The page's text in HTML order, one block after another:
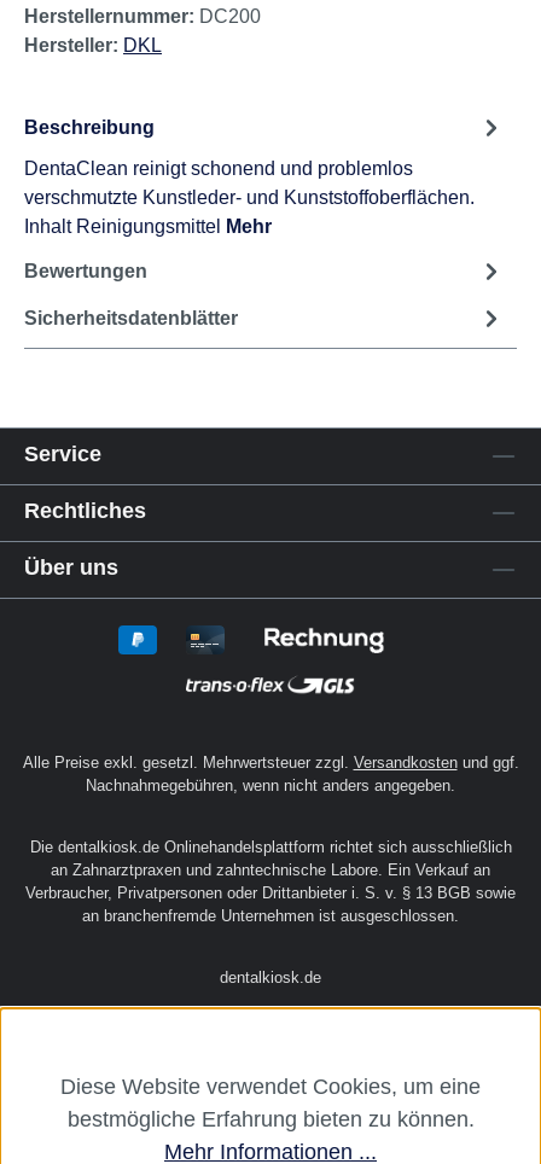
Herstellernummer: DC200
Hersteller: DKL
Beschreibung
DentaClean reinigt schonend und problemlos
verschmutzte Kunstleder- und Kunststoffoberflächen.
Inhalt Reinigungsmittel
Mehr
Bewertungen
Sicherheitsdatenblätter
Service
Rechtliches
Über uns
Alle Preise exkl. gesetzl. Mehrwertsteuer zzgl. Versandkostenund ggf.
Nachnahmegebühren, wenn nicht anders angegeben.
Die dentalkiosk.de Onlinehandelsplattform richtet sich ausschließlich
an Zahnarztpraxen und zahntechnische Labore. Ein Verkauf an
Verbraucher, Privatpersonen oder Drittanbieter i. S. v. § 13 BGB sowie
an branchenfremde Unternehmen ist ausgeschlossen.
dentalkiosk.de
Diese Website verwendet Cookies, um eine
bestmögliche Erfahrung bieten zu können.
Mehr Informationen ...